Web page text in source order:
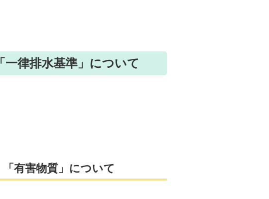
律排水基準」について
有害物質」について